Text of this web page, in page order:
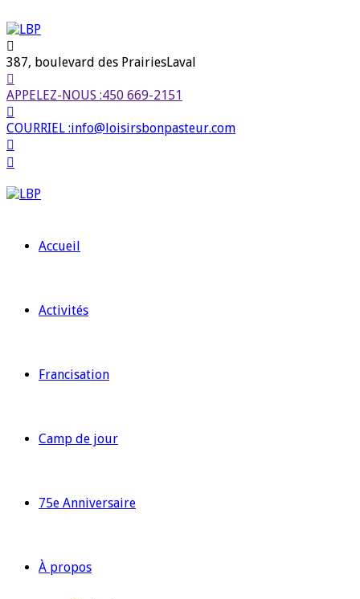
387, boulevard des PrairiesLaval
APPELEZ-NOUS :450 669-2151
COURRIEL :info@loisirsbonpasteur.com
Accueil
Activités
Francisation
Camp de jour
75e Anniversaire
À propos